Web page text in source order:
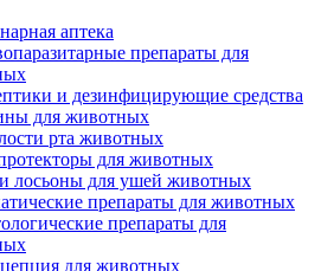
аптека
препараты для
и дезинфицирующие средства
для животных
рта животных
для животных
лосьоны для ушей животных
препараты для животных
препараты для
для животных